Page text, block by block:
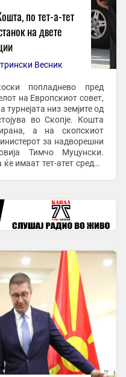
по тет-а-тет
на двете
Весник
попладнево пред
на Европскиот совет,
низ земјите од
во Скопје. Кошта
а на скопскиот
за надворешни
Тимчо Муцунски.
имаат тет-атет средба